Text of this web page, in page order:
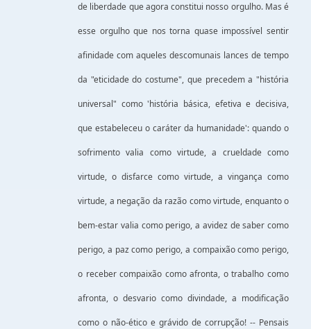
de liberdade que agora constitui nosso orgulho. Mas é
esse orgulho que nos torna quase impossível sentir
afinidade com aqueles descomunais lances de tempo
da "eticidade do costume", que precedem a "história
universal" como 'história básica, efetiva e decisiva,
que estabeleceu o caráter da humanidade': quando o
sofrimento valia como virtude, a crueldade como
virtude, o disfarce como virtude, a vingança como
virtude, a negação da razão como virtude, enquanto o
bem-estar valia como perigo, a avidez de saber como
perigo, a paz como perigo, a compaixão como perigo,
o receber compaixão como afronta, o trabalho como
afronta, o desvario como divindade, a modificação
como o não-ético e grávido de corrupção! -- Pensais